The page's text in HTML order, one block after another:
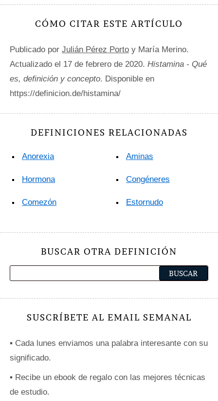
CÓMO CITAR ESTE ARTÍCULO
Publicado por Julián Pérez Porto y María Merino.
Actualizado el 17 de febrero de 2020. Histamina - Qué
es, definición y concepto. Disponible en
https://definicion.de/histamina/
DEFINICIONES RELACIONADAS
Anorexia
Hormona
Comezón
Aminas
Congéneres
Estornudo
BUSCAR OTRA DEFINICIÓN
SUSCRÍBETE AL EMAIL SEMANAL
• Cada lunes enviamos una palabra interesante con su
significado.
• Recibe un ebook de regalo con las mejores técnicas
de estudio.